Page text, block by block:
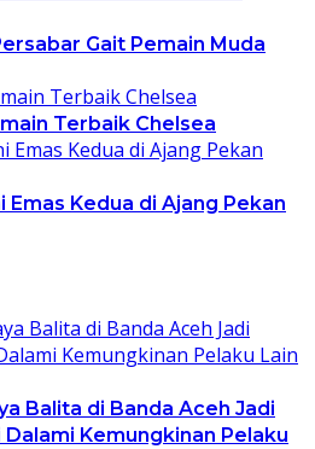
Gait Pemain Muda
Terbaik Chelsea
Emas Kedua di Ajang Pekan
Balita di Banda Aceh Jadi
Kemungkinan Pelaku